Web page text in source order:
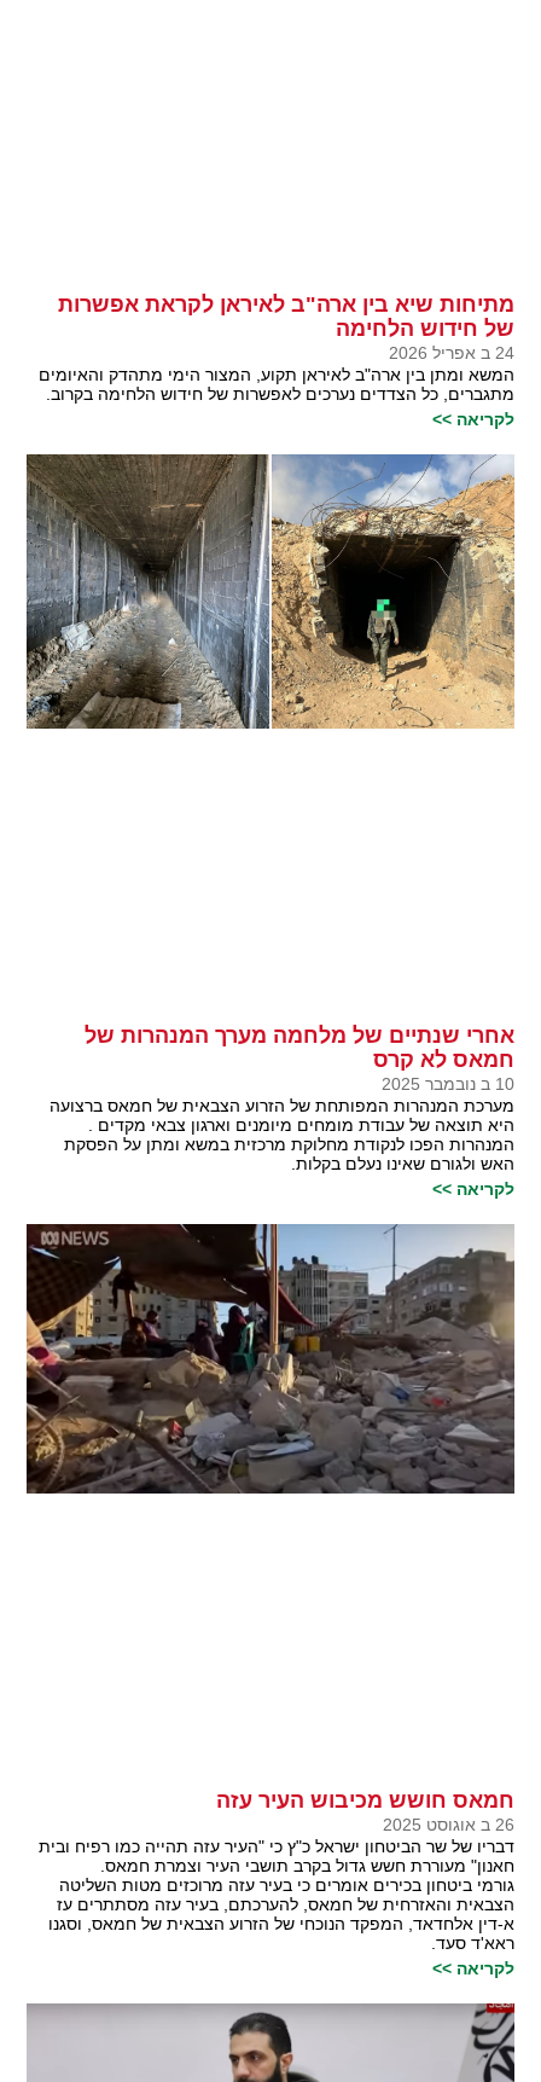
מתיחות שיא בין ארה"ב לאיראן לקראת אפשרות
של חידוש הלחימה
24 ב אפריל 2026
המשא ומתן בין ארה"ב לאיראן תקוע, המצור הימי מתהדק והאיומים
מתגברים, כל הצדדים נערכים לאפשרות של חידוש הלחימה בקרוב.
לקריאה >>
אחרי שנתיים של מלחמה מערך המנהרות של
חמאס לא קרס
10 ב נובמבר 2025
מערכת המנהרות המפותחת של הזרוע הצבאית של חמאס ברצועה
היא תוצאה של עבודת מומחים מיומנים וארגון צבאי מקדים .
המנהרות הפכו לנקודת מחלוקת מרכזית במשא ומתן על הפסקת
האש ולגורם שאינו נעלם בקלות.
לקריאה >>
חמאס חושש מכיבוש העיר עזה
26 ב אוגוסט 2025
דבריו של שר הביטחון ישראל כ"ץ כי "העיר עזה תהייה כמו רפיח ובית
חאנון" מעוררת חשש גדול בקרב תושבי העיר וצמרת חמאס.
גורמי ביטחון בכירים אומרים כי בעיר עזה מרוכזים מטות השליטה
הצבאית והאזרחית של חמאס, להערכתם, בעיר עזה מסתתרים עז
א-דין אלחדאד, המפקד הנוכחי של הזרוע הצבאית של חמאס, וסגנו
ראא'ד סעד.
לקריאה >>